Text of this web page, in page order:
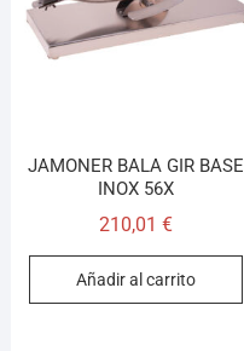
JAMONER BALA GIR BASE
INOX 56X
210,01 €
Añadir al carrito